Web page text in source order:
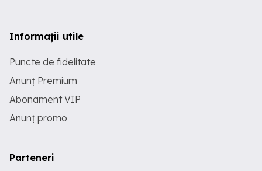
Informații utile
Puncte de fidelitate
Anunț Premium
Abonament VIP
Anunț promo
Parteneri